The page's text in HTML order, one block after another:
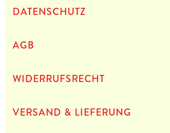
DATEN­SCHUTZ
AGB
WIDERRUFSRECHT
VERSAND & LIEFERUNG